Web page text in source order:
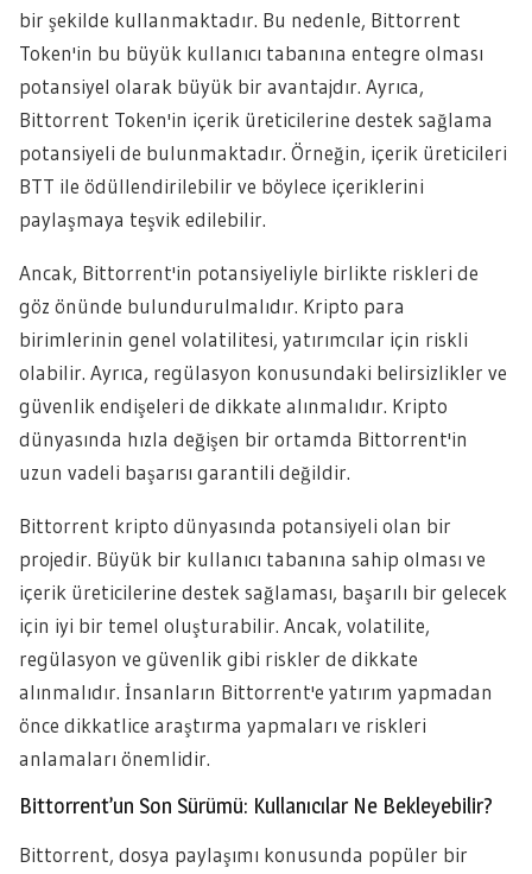
bir şekilde kullanmaktadır. Bu nedenle, Bittorrent
Token'in bu büyük kullanıcı tabanına entegre olması
potansiyel olarak büyük bir avantajdır. Ayrıca,
Bittorrent Token'in içerik üreticilerine destek sağlama
potansiyeli de bulunmaktadır. Örneğin, içerik üreticileri
BTT ile ödüllendirilebilir ve böylece içeriklerini
paylaşmaya teşvik edilebilir.
Ancak, Bittorrent'in potansiyeliyle birlikte riskleri de
göz önünde bulundurulmalıdır. Kripto para
birimlerinin genel volatilitesi, yatırımcılar için riskli
olabilir. Ayrıca, regülasyon konusundaki belirsizlikler ve
güvenlik endişeleri de dikkate alınmalıdır. Kripto
dünyasında hızla değişen bir ortamda Bittorrent'in
uzun vadeli başarısı garantili değildir.
Bittorrent kripto dünyasında potansiyeli olan bir
projedir. Büyük bir kullanıcı tabanına sahip olması ve
içerik üreticilerine destek sağlaması, başarılı bir gelecek
için iyi bir temel oluşturabilir. Ancak, volatilite,
regülasyon ve güvenlik gibi riskler de dikkate
alınmalıdır. İnsanların Bittorrent'e yatırım yapmadan
önce dikkatlice araştırma yapmaları ve riskleri
anlamaları önemlidir.
Bittorrent’un Son Sürümü: Kullanıcılar Ne Bekleyebilir?
Bittorrent, dosya paylaşımı konusunda popüler bir